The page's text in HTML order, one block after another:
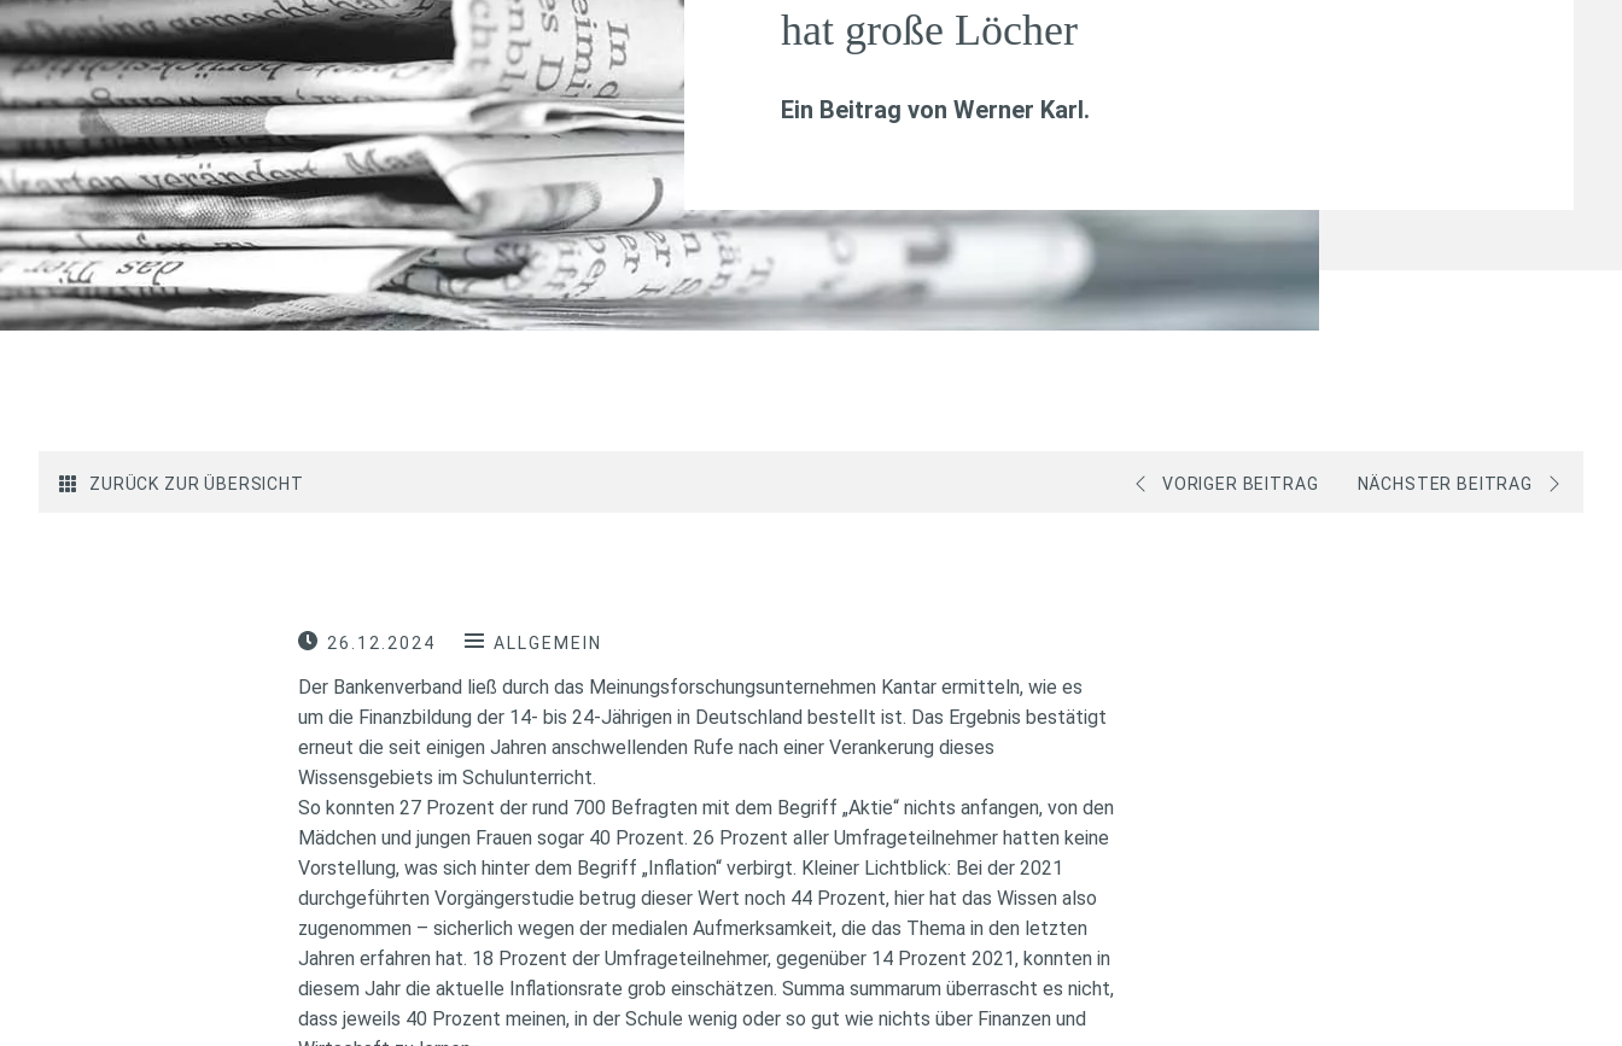
hat große Löcher
Ein Beitrag von Werner Karl.
ZURÜCK ZUR ÜBERSICHT VORIGER BEITRAG NÄCHSTER BEITRAG
26.12.2024 ALLGEMEIN
Der Bankenverband ließ durch das Meinungsforschungsunternehmen Kantar ermitteln, wie es
um die Finanzbildung der 14- bis 24-Jährigen in Deutschland bestellt ist. Das Ergebnis bestätigt
erneut die seit einigen Jahren anschwellenden Rufe nach einer Verankerung dieses
Wissensgebiets im Schulunterricht.
So konnten 27 Prozent der rund 700 Befragten mit dem Begriff „Aktie“ nichts anfangen, von den
Mädchen und jungen Frauen sogar 40 Prozent. 26 Prozent aller Umfrageteilnehmer hatten keine
Vorstellung, was sich hinter dem Begriff „Inflation“ verbirgt. Kleiner Lichtblick: Bei der 2021
durchgeführten Vorgängerstudie betrug dieser Wert noch 44 Prozent, hier hat das Wissen also
zugenommen – sicherlich wegen der medialen Aufmerksamkeit, die das Thema in den letzten
Jahren erfahren hat. 18 Prozent der Umfrageteilnehmer, gegenüber 14 Prozent 2021, konnten in
diesem Jahr die aktuelle Inflationsrate grob einschätzen. Summa summarum überrascht es nicht,
dass jeweils 40 Prozent meinen, in der Schule wenig oder so gut wie nichts über Finanzen und